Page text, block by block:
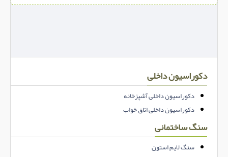
دکوراسیون داخلی
دکوراسیون داخلی آشپزخانه
دکوراسیون داخلی اتاق خواب
سنگ ساختمانی
سنگ لایم استون